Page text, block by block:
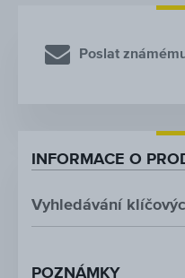
Poslat
INFORMACE O
Vyhledávání
POZNÁMKY